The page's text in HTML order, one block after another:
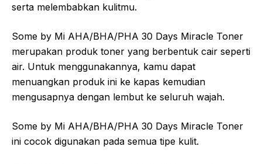
serta melembabkan kulitmu.
Some by Mi AHA/BHA/PHA 30 Days Miracle Toner
merupakan produk toner yang berbentuk cair seperti
air. Untuk menggunakannya, kamu dapat
menuangkan produk ini ke kapas kemudian
mengusapnya dengan lembut ke seluruh wajah.
Some by Mi AHA/BHA/PHA 30 Days Miracle Toner
ini cocok digunakan pada semua tipe kulit.